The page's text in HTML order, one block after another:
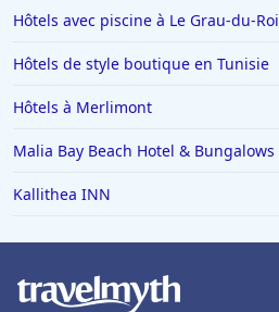
Hôtels avec piscine à Le Grau-du-Roi
Hôtels de style boutique en Tunisie
Hôtels à Merlimont
Malia Bay Beach Hotel & Bungalows
Kallithea INN